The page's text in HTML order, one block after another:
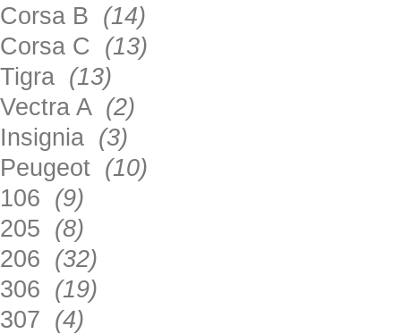
Corsa B (14)
Corsa C (13)
Tigra (13)
Vectra A (2)
Insignia (3)
Peugeot (10)
106 (9)
205 (8)
206 (32)
306 (19)
307 (4)